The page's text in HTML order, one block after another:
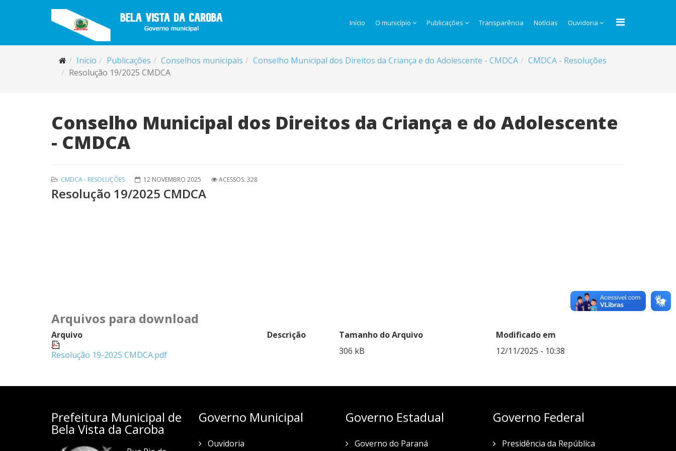
Início O município Publicações Transparência Notícias Ouvidoria
Início Publicações Conselhos municipais Conselho Municipal dos Direitos da Criança e do Adolescente - CMDCA
CMDCA - Resoluções
Resolução 19/2025 CMDCA
Conselho Municipal dos Direitos da Criança e do Adolescente
- CMDCA
CMDCA - RESOLUÇÕES 12 NOVEMBRO 2025 ACESSOS: 328
Resolução 19/2025 CMDCA
Arquivos para download
Arquivo Descrição Tamanho do Arquivo
Modificado em
Resolução 19-2025 CMDCA.pdf
306 kB 12/11/2025 - 10:38
Prefeitura Municipal de
Bela Vista da Caroba
Governo Municipal
Ouvidoria
Governo Estadual
Governo do Paraná
Governo Federal
Presidência da República